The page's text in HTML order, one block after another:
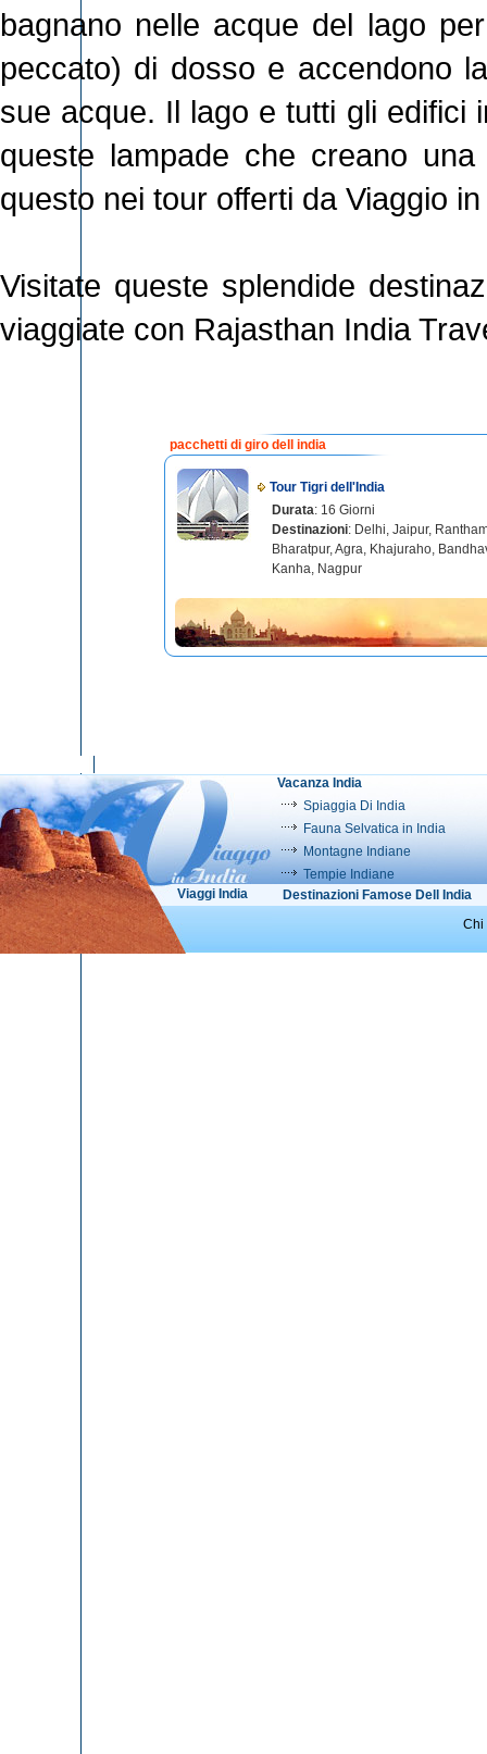
bagnano nelle acque del lago
peccato) di dosso e accendono
sue acque. Il lago e tutti gli edifici
queste lampade che creano
questo nei tour offerti da Viaggio
Visitate queste splendide
viaggiate con Rajasthan India
pacchetti di giro dell india
Tour Tigri dell'India
Durata: 16 Giorni
Destinazioni: Delhi, Jaipur,
Bharatpur, Agra, Khajuraho,
Kanha, Nagpur
Vacanza India
Spiaggia Di India
Fauna Selvatica in India
Montagne Indiane
Tempie Indiane
Viaggi India
Destinazioni Famose Dell India
Chi